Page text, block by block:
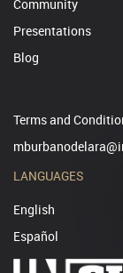
Community
Presentations
Blog
Terms and
LANGUAGES
English
Español